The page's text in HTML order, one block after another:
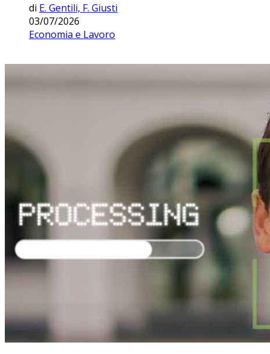
di E. Gentili, F. Giusti
03/07/2026
Economia e Lavoro